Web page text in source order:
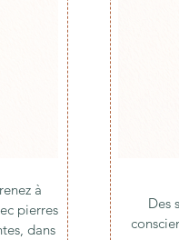
à
pierres
dans
Des